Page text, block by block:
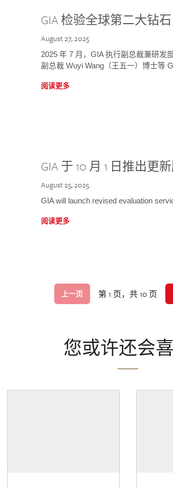
GIA 检验全球第二大钻石
August 27, 2025
2025 年 7 月，GIA 执行副总裁兼研发
副总裁 Wuyi Wang（王五一）博士等
阅读更多
GIA 于 10 月 1 日推出更
August 25, 2025
GIA will launch revised evaluation
阅读更多
上一页 第 1 页，共 10 页
您或许还会